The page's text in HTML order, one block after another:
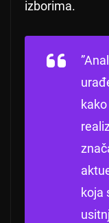
izborima.
koja